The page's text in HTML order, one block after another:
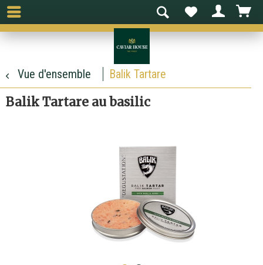
Vue d'ensemble Balik Tartare
Balik Tartare au basilic